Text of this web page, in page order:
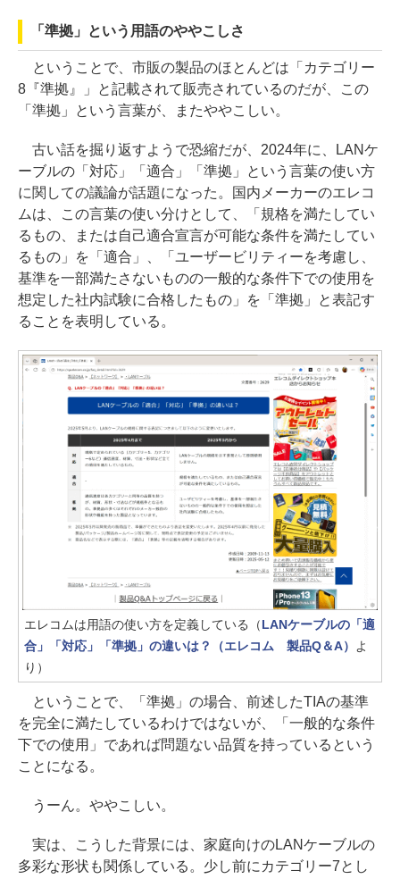
「準拠」という用語のややこしさ
ということで、市販の製品のほとんどは「カテゴリー
8『準拠』」と記載されて販売されているのだが、この
「準拠」という言葉が、またややこしい。
古い話を掘り返すようで恐縮だが、2024年に、LANケ
ーブルの「対応」「適合」「準拠」という言葉の使い方
に関しての議論が話題になった。国内メーカーのエレコ
ムは、この言葉の使い分けとして、「規格を満たしてい
るもの、または自己適合宣言が可能な条件を満たしてい
るもの」を「適合」、「ユーザービリティーを考慮し、
基準を一部満たさないものの一般的な条件下での使用を
想定した社内試験に合格したもの」を「準拠」と表記す
ることを表明している。
エレコムは用語の使い方を定義している（LANケーブルの「適
合」「対応」「準拠」の違いは？（エレコム 製品Q＆A） よ
り）
ということで、「準拠」の場合、前述したTIAの基準
を完全に満たしているわけではないが、「一般的な条件
下での使用」であれば問題ない品質を持っているという
ことになる。
うーん。ややこしい。
実は、こうした背景には、家庭向けのLANケーブルの
多彩な形状も関係している。少し前にカテゴリー7とし